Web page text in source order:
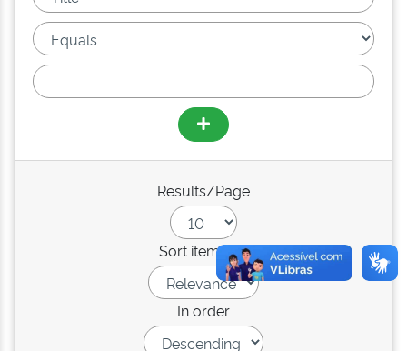
Results/Page
Sort items by
In order